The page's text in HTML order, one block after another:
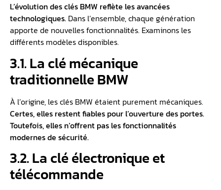
L’évolution des clés BMW reflète les avancées
technologiques. Dans l’ensemble, chaque génération
apporte de nouvelles fonctionnalités. Examinons les
différents modèles disponibles.
3.1. La clé mécanique
traditionnelle BMW
À l’origine, les clés BMW étaient purement mécaniques.
Certes, elles restent fiables pour l’ouverture des portes.
Toutefois, elles n’offrent pas les fonctionnalités
modernes de sécurité.
3.2. La clé électronique et
télécommande